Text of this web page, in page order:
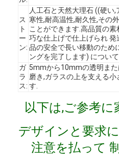
ホーム
製品
ビデオ
VRショー
私たちについて
工場見学
品質管理
ス
ト
ー
ン:
人工石と天然大理石 ((硬い
寒性,耐高温性,耐久性,その
ことができます.高品質の
巧な仕上げで仕上げられ
品の安全で長い移動のため
ングを完了します) について
ガ
ラ
ス:
5mmから10mmの透明ま
磨き,ガラスの上を支える
す.
以下は,ご参考
デザインと要求
注意を払って